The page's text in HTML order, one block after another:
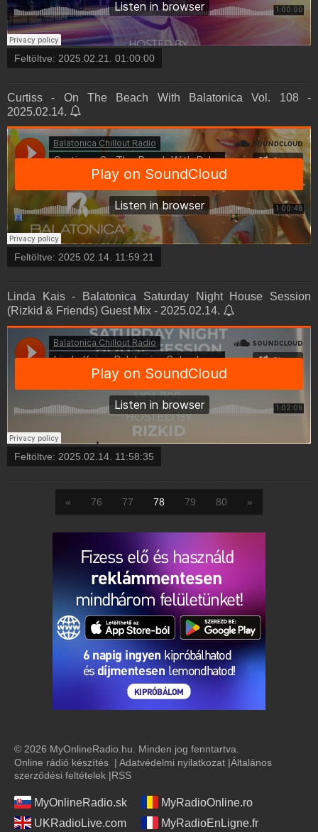
Feltöltve: 2025.02.21. 01:00:00
Curtiss - On The Beach With Balatonica Vol. 108 -
2025.02.14.
Feltöltve: 2025.02.14. 11:59:21
Linda Kais - Balatonica Saturday Night House Session
(Rizkid & Friends) Guest Mix - 2025.02.14.
Feltöltve: 2025.02.14. 11:58:35
« 76 77 78 79 80 »
© 2026 MyOnlineRadio.hu. Minden jog fenntartva.
Online rádió készítés | Adatvédelmi nyilatkozat |Általános
szerződési feltételek |RSS
MyOnlineRadio.sk
MyRadioOnline.ro
UKRadioLive.com
MyRadioEnLigne.fr